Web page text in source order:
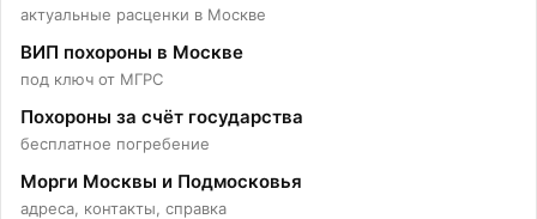
актуальные расценки в Москве
ВИП похороны в Москве
под ключ от МГРС
Похороны за счёт государства
бесплатное погребение
Морги Москвы и Подмосковья
адреса, контакты, справка